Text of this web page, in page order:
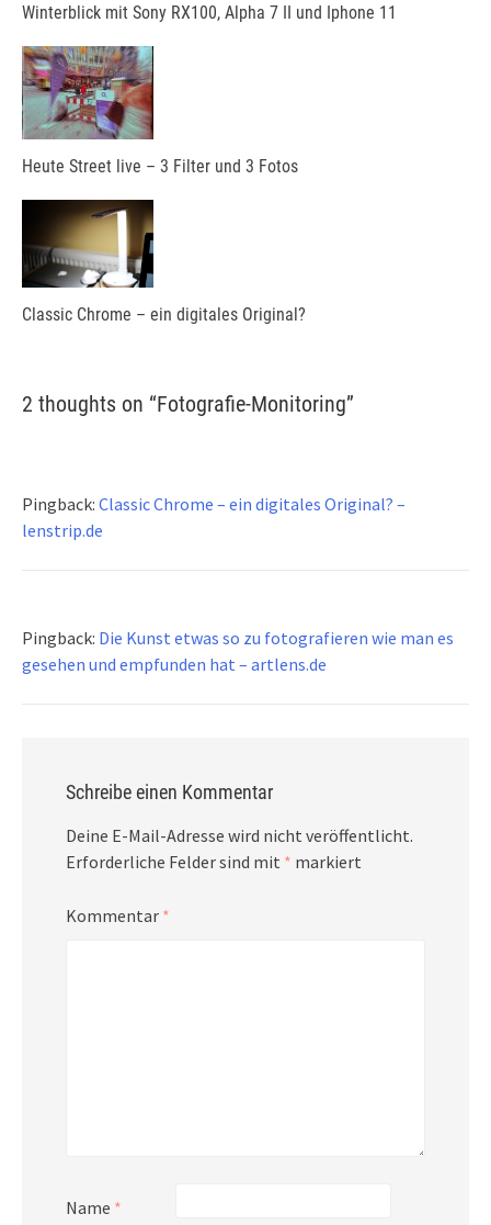
Winterblick mit Sony RX100, Alpha 7 II und Iphone 11
Heute Street live – 3 Filter und 3 Fotos
Classic Chrome – ein digitales Original?
2 thoughts on “Fotografie-Monitoring”
Pingback: Classic Chrome – ein digitales Original? –
lenstrip.de
Pingback: Die Kunst etwas so zu fotografieren wie man es
gesehen und empfunden hat – artlens.de
Schreibe einen Kommentar
Deine E-Mail-Adresse wird nicht veröffentlicht.
Erforderliche Felder sind mit * markiert
Kommentar *
Name *